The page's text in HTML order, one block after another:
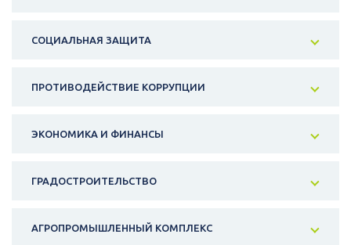
СОЦИАЛЬНАЯ ЗАЩИТА
ПРОТИВОДЕЙСТВИЕ КОРРУПЦИИ
ЭКОНОМИКА И ФИНАНСЫ
ГРАДОСТРОИТЕЛЬСТВО
АГРОПРОМЫШЛЕННЫЙ КОМПЛЕКС